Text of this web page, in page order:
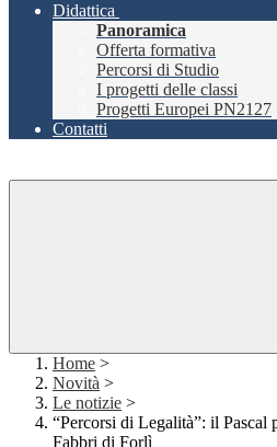
Didattica
Panoramica
Offerta formativa
Percorsi di Studio
I progetti delle classi
Progetti Europei PN2127
Contatti
Home >
Novità >
Le notizie >
“Percorsi di Legalità”: il Pascal
Fabbri di Forlì